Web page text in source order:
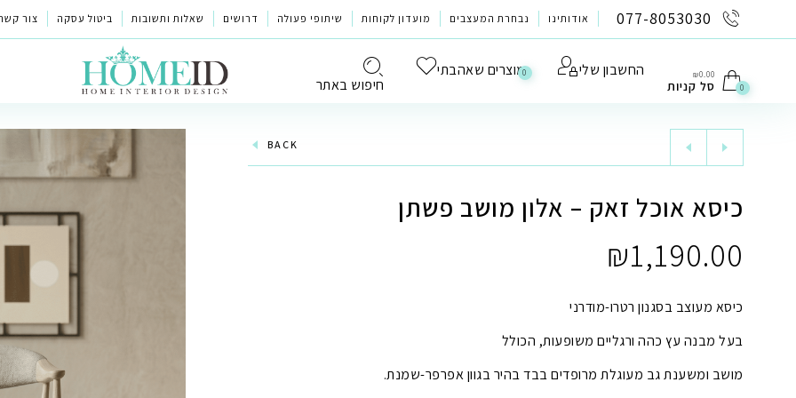
077-8053030 אודותינו נבחרת המעצבים מועדון לקוחות שיתופי פעולה דרושים שאלות ותשובות ביטול עסקה צור
חיפוש באתר
0מוצרים שאהבתי החשבון שלי ₪0.00
סל קניות 0
BACK
כיסא אוכל זאק – אלון מושב פשתן
₪1,190.00
כיסא מעוצב בסגנון רטרו-מודרני
בעל מבנה עץ כהה ורגליים משופעות, הכולל
מושב ומשענת גב מעוגלת מרופדים בבד בהיר בגוון אפרפר-שמנת.